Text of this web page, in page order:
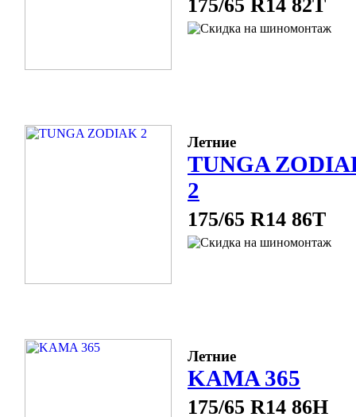
175/65 R14 82T
Летние
TUNGA
2
175/65 R14 86T
Летние
KAMA 365
175/65 R14 86H